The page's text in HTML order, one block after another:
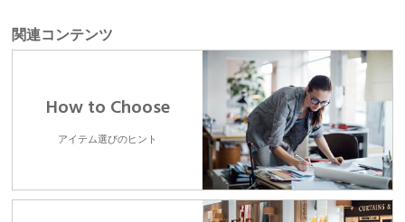
関連コンテンツ
How to Choose
アイテム選びのヒント